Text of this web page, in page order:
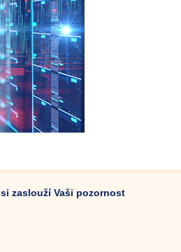
zaslouží Vaši pozornost